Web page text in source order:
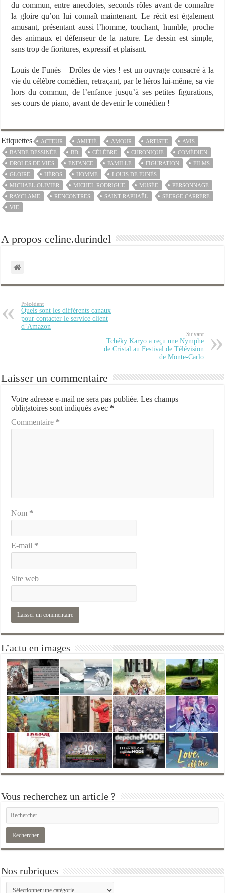
du commun, entre anecdotes, seconds rôles avant de connaître
la gloire qu’on lui connaît maintenant. Le récit est également
amusant, présentant aussi l’homme, touchant, humble, proche
des animaux et défenseur de la nature. Le dessin est simple,
sans trop de fioritures, expressif et plaisant.
Louis de Funès – Drôles de vies ! est un ouvrage consacré à la
vie du célèbre comédien, retraçant, par le héros lui-même, sa vie
hors du commun, de l’enfance jusqu’à ses petites figurations,
ses cours de piano, avant de devenir le comédien !
Etiquettes ACTEUR AMITIÉ AMOUR ARTISTE
AVIS
BANDE DESSINÉE
BD CÉLÈBRE CHRONIQUE
COMÉDIEN
DROLES DE VIES
ENFANCE FAMILLE FIGURATION
FILMS
GLOIRE
HÉROS HOMME
LOUIS DE FUNÈS
MICHAEL OLIVIER
MICHEL RODRIGUE MUSÉE
PERSONNAGE
RAYCLAME
RENCONTRES SAINT RAPHAËL
SEERGE CARRERE
VIE
A propos celine.durindel
Précédent
Quels sont les différents canaux
pour contacter le service client
d’Amazon
Suivant
Tchéky Karyo a reçu une Nymphe
de Cristal au Festival de Télévision
de Monte-Carlo
Laisser un commentaire
Votre adresse e-mail ne sera pas publiée. Les champs
obligatoires sont indiqués avec *
Commentaire *
Nom *
E-mail *
Site web
L’actu en images
Vous recherchez un article ?
Nos rubriques
Nos